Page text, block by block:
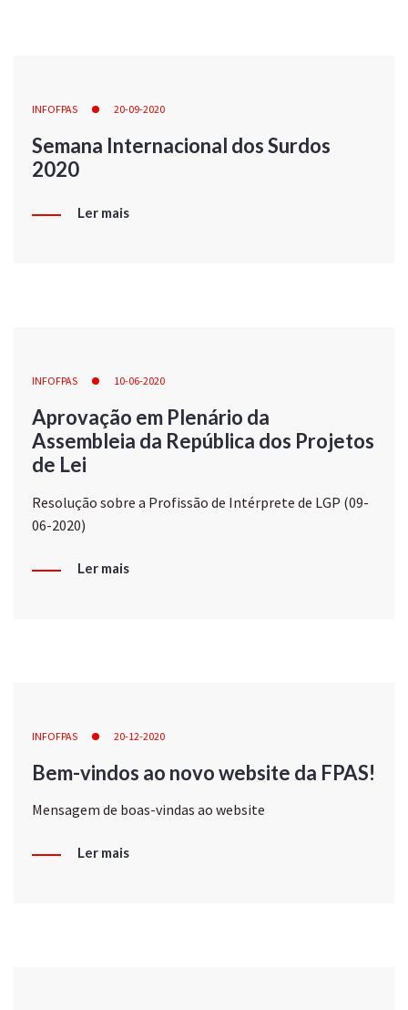
INFOFPAS 20-09-2020
Semana Internacional dos Surdos
2020
Ler mais
INFOFPAS 10-06-2020
Aprovação em Plenário da
Assembleia da República dos Projetos
de Lei
Resolução sobre a Profissão de Intérprete de LGP (09-
06-2020)
Ler mais
INFOFPAS 20-12-2020
Bem-vindos ao novo website da FPAS!
Mensagem de boas-vindas ao website
Ler mais